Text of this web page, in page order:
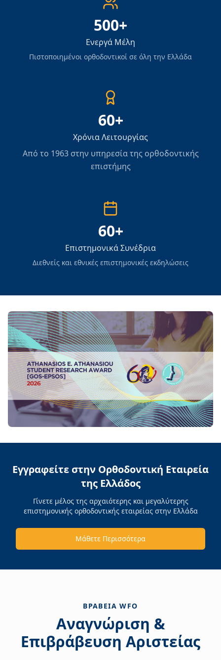
500+
Ενεργά Μέλη
Πιστοποιημένοι ορθοδοντικοί σε όλη την Ελλάδα
60+
Χρόνια Λειτουργίας
Από το 1963 στην υπηρεσία της ορθοδοντικής
επιστήμης
60+
Επιστημονικά Συνέδρια
Διεθνείς και εθνικές επιστημονικές εκδηλώσεις
Εγγραφείτε στην Ορθοδοντική Εταιρεία
της Ελλάδος
Γίνετε μέλος της αρχαιότερης και μεγαλύτερης
επιστημονικής ορθοδοντικής εταιρείας στην Ελλάδα
Μάθετε Περισσότερα
ΒΡΑΒΕΊΑ WFO
Αναγνώριση &
Επιβράβευση Αριστείας